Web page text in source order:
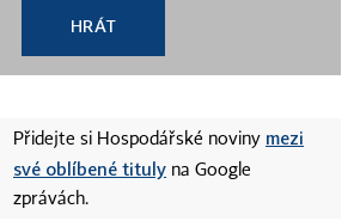
HRÁT
Přidejte si Hospodářské noviny mezi
své oblíbené tituly na Google
zprávách.